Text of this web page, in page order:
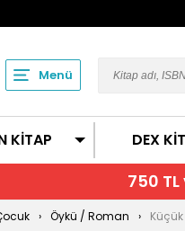
Menü
KİTAP DEX
750
Öykü / Roman